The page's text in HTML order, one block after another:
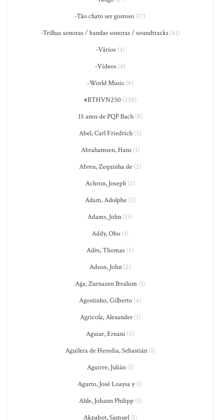
-Tão chato ser gostoso (17)
-Trilhas sonoras / bandas sonoras / soundtracks(41)
-Vários(4)
-Vídeos (4)
-World Music (6)
#BTHVN250(258)
15 anos de PQP Bach(8)
Abel, Carl Friedrich(5)
Abrahamsen, Hans(1)
Abreu, Zequinha de (2)
Achron, Joseph(2)
Adam, Adolphe(2)
Adams, John (15)
Addy, Obo (1)
Adès, Thomas (5)
Adson, John (2)
Ağa, Zurnazen Ibrahim (1)
Agostinho, Gilberto (4)
Agricola, Alexander(1)
Aguiar, Ernani (5)
Aguilera de Heredia, Sebastián(1)
Aguirre, Julián(1)
Agurto, José Loaysa y(1)
Ahle, Johann Philipp(1)
Akpabot, Samuel(1)